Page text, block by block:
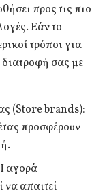
προς τις πιο
Εάν το
τρόποι για
διατροφή σας με
(Store brands):
προσφέρουν
αγορά
απαιτεί